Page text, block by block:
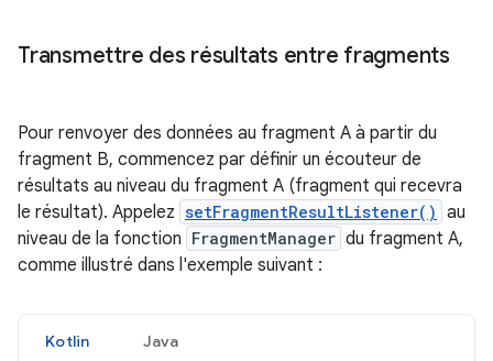
Transmettre des résultats entre fragments
Pour renvoyer des données au fragment A à partir du
fragment B, commencez par définir un écouteur de
résultats au niveau du fragment A (fragment qui recevra
le résultat). Appelez setFragmentResultListener() au
niveau de la fonction FragmentManager du fragment A,
comme illustré dans l'exemple suivant :
Kotlin Java